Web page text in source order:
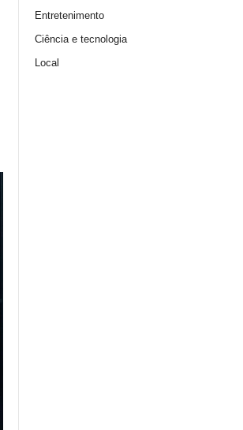
Entretenimento
Ciência e tecnologia
Local